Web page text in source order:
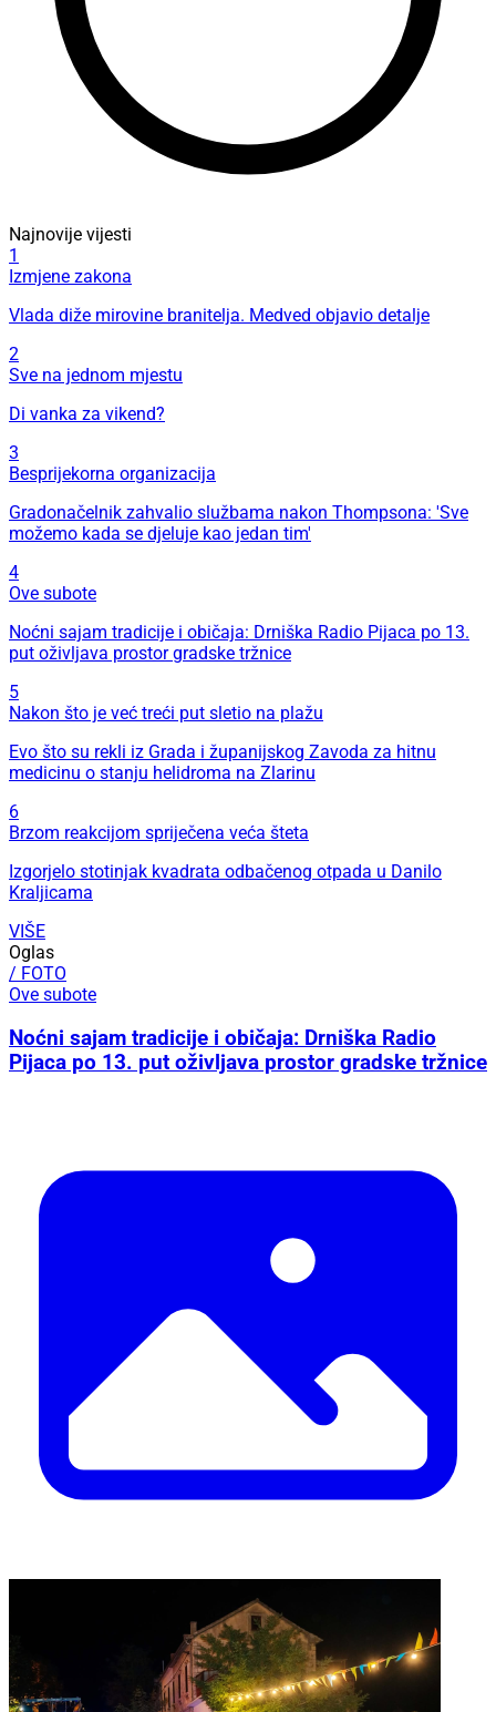
Najnovije vijesti
1
Izmjene zakona
Vlada diže mirovine branitelja. Medved objavio detalje
2
Sve na jednom mjestu
Di vanka za vikend?
3
Besprijekorna organizacija
Gradonačelnik zahvalio službama nakon Thompsona: 'Sve
možemo kada se djeluje kao jedan tim'
4
Ove subote
Noćni sajam tradicije i običaja: Drniška Radio Pijaca po 13.
put oživljava prostor gradske tržnice
5
Nakon što je već treći put sletio na plažu
Evo što su rekli iz Grada i županijskog Zavoda za hitnu
medicinu o stanju helidroma na Zlarinu
6
Brzom reakcijom spriječena veća šteta
Izgorjelo stotinjak kvadrata odbačenog otpada u Danilo
Kraljicama
VIŠE
Oglas
/ FOTO
Ove subote
Noćni sajam tradicije i običaja: Drniška Radio
Pijaca po 13. put oživljava prostor gradske tržnice